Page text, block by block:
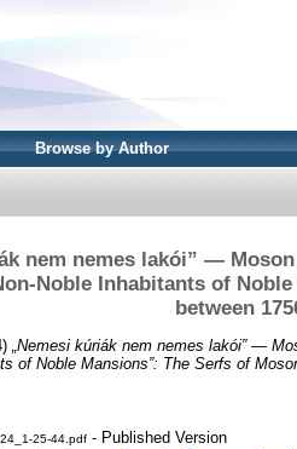
Browse by Author
nem nemes lakói” —
Noble Inhabitants of
between
„Nemesi kúriák nem nemes lakói” —
of Noble Mansions”: The Serfs of
25-44.pdf - Published Version